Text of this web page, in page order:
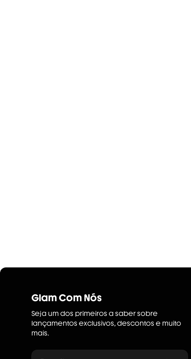
Glam Com Nós
Seja um dos primeiros a saber sobre
lançamentos exclusivos, descontos e muito
mais.